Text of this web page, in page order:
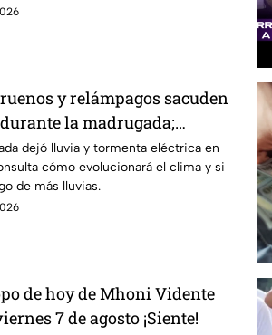
y relámpagos sacuden
la madrugada;
lloviendo hoy 7 de agosto? 🌧️
dejó lluvia y tormenta eléctrica en
cómo evolucionará el clima y si
de más lluvias.
de hoy de Mhoni Vidente
7 de agosto ¡Siente!